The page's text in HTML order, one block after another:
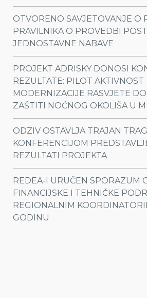
OTVORENO SAVJETOVANJE O
PRAVILNIKA O PROVEDBI
JEDNOSTAVNE NABAVE
PROJEKT ADRISKY DONOSI
REZULTATE: PILOT AKTIVNOST
MODERNIZACIJE RASVJETE
ZAŠTITI NOĆNOG OKOLIŠA U
ODZIV OSTAVLJA TRAJAN
KONFERENCIJOM
REZULTATI PROJEKTA
REDEA-I URUČEN SPORAZUM
FINANCIJSKE I TEHNIČKE
REGIONALNIM
GODINU